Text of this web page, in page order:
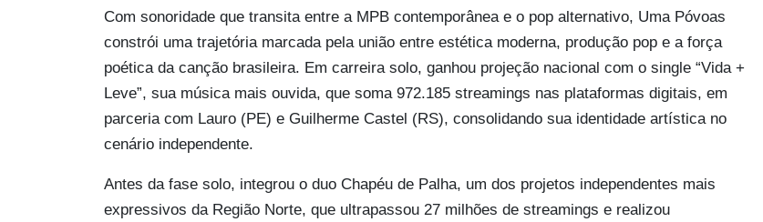
Com sonoridade que transita entre a MPB contemporânea e o pop alternativo, Uma Póvoas
constrói uma trajetória marcada pela união entre estética moderna, produção pop e a força
poética da canção brasileira. Em carreira solo, ganhou projeção nacional com o single “Vida +
Leve”, sua música mais ouvida, que soma 972.185 streamings nas plataformas digitais, em
parceria com Lauro (PE) e Guilherme Castel (RS), consolidando sua identidade artística no
cenário independente.
Antes da fase solo, integrou o duo Chapéu de Palha, um dos projetos independentes mais
expressivos da Região Norte, que ultrapassou 27 milhões de streamings e realizou